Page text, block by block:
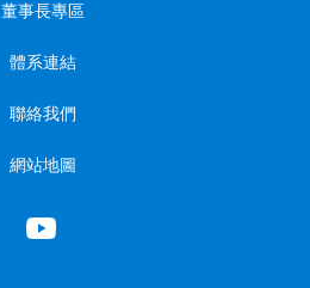
董事長專區
體系連結
聯絡我們
網站地圖